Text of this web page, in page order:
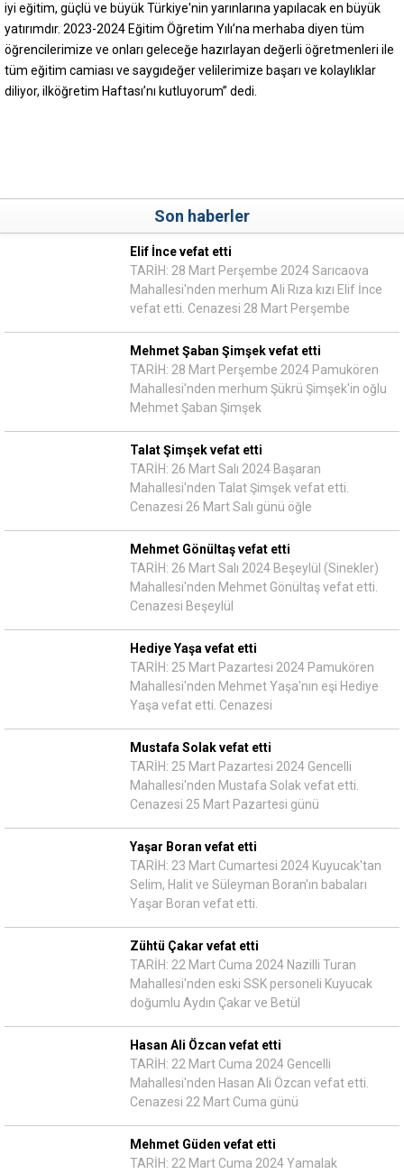
iyi eğitim, güçlü ve büyük Türkiye'nin yarınlarına yapılacak en büyük
yatırımdır. 2023-2024 Eğitim Öğretim Yılı’na merhaba diyen tüm
öğrencilerimize ve onları geleceğe hazırlayan değerli öğretmenleri ile
tüm eğitim camiası ve saygıdeğer velilerimize başarı ve kolaylıklar
diliyor, ilköğretim Haftası’nı kutluyorum” dedi.
Son haberler
Elif İnce vefat etti
TARİH: 28 Mart Perşembe 2024 Sarıcaova
Mahallesi'nden merhum Ali Rıza kızı Elif İnce
vefat etti. Cenazesi 28 Mart Perşembe
Mehmet Şaban Şimşek vefat etti
TARİH: 28 Mart Perşembe 2024 Pamukören
Mahallesi'nden merhum Şükrü Şimşek'in oğlu
Mehmet Şaban Şimşek
Talat Şimşek vefat etti
TARİH: 26 Mart Salı 2024 Başaran
Mahallesi'nden Talat Şimşek vefat etti.
Cenazesi 26 Mart Salı günü öğle
Mehmet Gönültaş vefat etti
TARİH: 26 Mart Salı 2024 Beşeylül (Sinekler)
Mahallesi'nden Mehmet Gönültaş vefat etti.
Cenazesi Beşeylül
Hediye Yaşa vefat etti
TARİH: 25 Mart Pazartesi 2024 Pamukören
Mahallesi'nden Mehmet Yaşa'nın eşi Hediye
Yaşa vefat etti. Cenazesi
Mustafa Solak vefat etti
TARİH: 25 Mart Pazartesi 2024 Gencelli
Mahallesi'nden Mustafa Solak vefat etti.
Cenazesi 25 Mart Pazartesi günü
Yaşar Boran vefat etti
TARİH: 23 Mart Cumartesi 2024 Kuyucak'tan
Selim, Halit ve Süleyman Boran'ın babaları
Yaşar Boran vefat etti.
Zühtü Çakar vefat etti
TARİH: 22 Mart Cuma 2024 Nazilli Turan
Mahallesi'nden eski SSK personeli Kuyucak
doğumlu Aydın Çakar ve Betül
Hasan Ali Özcan vefat etti
TARİH: 22 Mart Cuma 2024 Gencelli
Mahallesi'nden Hasan Ali Özcan vefat etti.
Cenazesi 22 Mart Cuma günü
Mehmet Güden vefat etti
TARİH: 22 Mart Cuma 2024 Yamalak